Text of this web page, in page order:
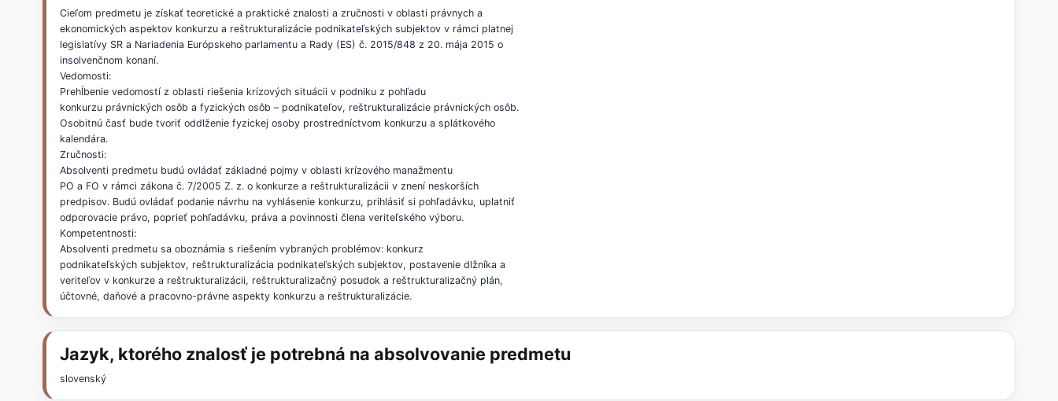
Cieľom predmetu je získať teoretické a praktické znalosti a zručnosti v oblasti právnych a
ekonomických aspektov konkurzu a reštrukturalizácie podnikateľských subjektov v rámci platnej
legislatívy SR a Nariadenia Európskeho parlamentu a Rady (ES) č. 2015/848 z 20. mája 2015 o
insolvenčnom konaní.
Vedomosti:
Prehĺbenie vedomostí z oblasti riešenia krízových situácii v podniku z pohľadu
konkurzu právnických osôb a fyzických osôb – podnikateľov, reštrukturalizácie právnických osôb.
Osobitnú časť bude tvoriť oddlženie fyzickej osoby prostredníctvom konkurzu a splátkového
kalendára.
Zručnosti:
Absolventi predmetu budú ovládať základné pojmy v oblasti krízového manažmentu
PO a FO v rámci zákona č. 7/2005 Z. z. o konkurze a reštrukturalizácii v znení neskorších
predpisov. Budú ovládať podanie návrhu na vyhlásenie konkurzu, prihlásiť si pohľadávku, uplatniť
odporovacie právo, poprieť pohľadávku, práva a povinnosti člena veriteľského výboru.
Kompetentnosti:
Absolventi predmetu sa oboznámia s riešením vybraných problémov: konkurz
podnikateľských subjektov, reštrukturalizácia podnikateľských subjektov, postavenie dlžníka a
veriteľov v konkurze a reštrukturalizácii, reštrukturalizačný posudok a reštrukturalizačný plán,
účtovné, daňové a pracovno-právne aspekty konkurzu a reštrukturalizácie.
Jazyk, ktorého znalosť je potrebná na absolvovanie predmetu
slovenský